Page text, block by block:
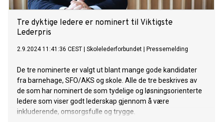
Tre dyktige ledere er nominert til Viktigste
Lederpris
2.9.2024 11:41:36 CEST Skolelederforbundet Pressemelding
De tre nominerte er valgt ut blant mange gode kandidater
fra barnehage, SFO/AKS og skole. Alle de tre beskrives av
de som har nominert de som tydelige og løsningsorienterte
ledere som viser godt lederskap gjennom å være
inkluderende, omsorgsfulle og trygge.